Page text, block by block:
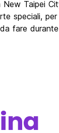
Taipei
speciali,
fare